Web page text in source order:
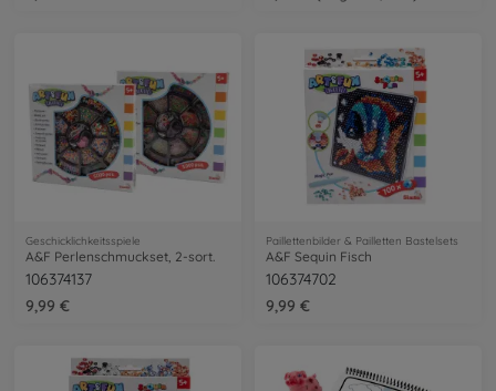
Geschicklichkeitsspiele
A&F Perlenschmuckset, 2-sort.
106374137
9,99 €
Paillettenbilder & Pailletten Bastelsets
A&F Sequin Fisch
106374702
9,99 €